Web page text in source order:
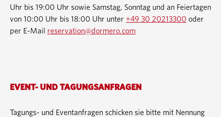
Uhr bis 19:00 Uhr sowie Samstag, Sonntag und an Feiertagen
von 10:00 Uhr bis 18:00 Uhr unter +49 30 20213300 oder
per E-Mail reservation@dormero.com
EVENT- UND TAGUNGSANFRAGEN
Tagungs- und Eventanfragen schicken sie bitte mit Nennung